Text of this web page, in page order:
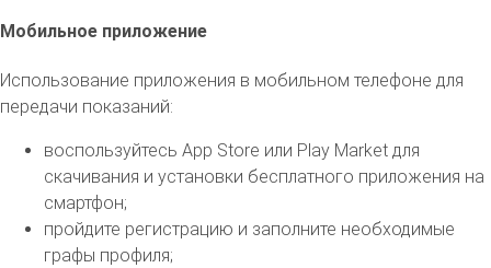
Мобильное приложение
Использование приложения в мобильном телефоне для
передачи показаний:
воспользуйтесь App Store или Play Market для
скачивания и установки бесплатного приложения на
смартфон;
пройдите регистрацию и заполните необходимые
графы профиля;